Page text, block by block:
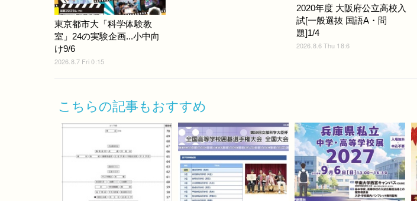
東京都市大「科学体験教
室」24の実験企画...小中向
け9/6
2026.8.7 Fri 0:15
2020年度 大阪府公立高校入
試[一般選抜 国語A・問
題]1/4
2026.8.6 Thu 18:6
こちらの記事もおすすめ